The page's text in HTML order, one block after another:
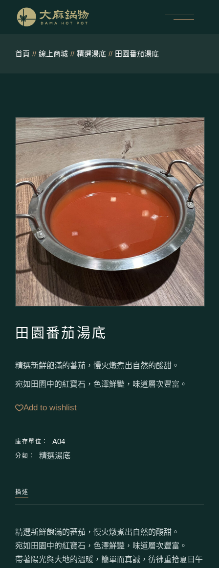
首頁 線上商城 精選湯底 田園番茄湯底
田園番茄湯底
精選新鮮飽滿的蕃茄，慢火燉煮出自然的酸甜。
宛如田園中的紅寶石，色澤鮮豔，味道層次豐富。
Add to wishlist
庫存單位： A04
分類： 精選湯底
描述
精選新鮮飽滿的蕃茄，慢火燉煮出自然的酸甜。
宛如田園中的紅寶石，色澤鮮豔，味道層次豐富。
帶著陽光與大地的溫暖，簡單而真誠，彷彿重拾夏日午